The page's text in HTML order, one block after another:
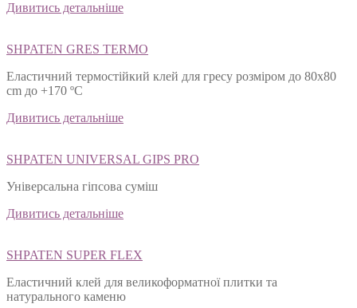
Дивитись детальніше
SHPATEN GRES TERMO
Еластичний термостійкий клей для гресу розміром до 80х80
cm до +170 ºС
Дивитись детальніше
SHPATEN UNIVERSAL GIPS PRO
Універсальна гіпсова суміш
Дивитись детальніше
SHPATEN SUPER FLEX
Еластичний клей для великоформатної плитки та
натурального каменю